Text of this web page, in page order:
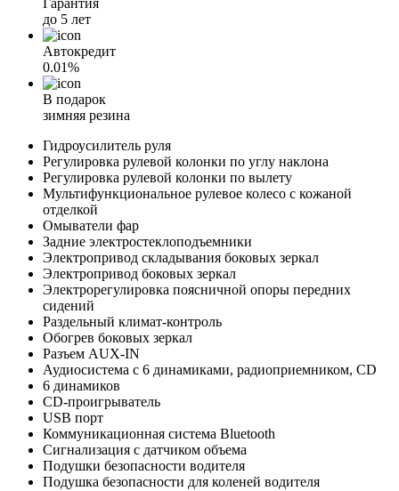
Гарантия
до 5 лет
Автокредит
0.01%
В подарок
зимняя резина
Гидроусилитель руля
Регулировка рулевой колонки по углу наклона
Регулировка рулевой колонки по вылету
Мультифункциональное рулевое колесо с кожаной
отделкой
Омыватели фар
Задние электростеклоподъемники
Электропривод складывания боковых зеркал
Электропривод боковых зеркал
Электрорегулировка поясничной опоры передних
сидений
Раздельный климат-контроль
Обогрев боковых зеркал
Разъем AUX-IN
Аудиосистема с 6 динамиками, радиоприемником, СD
6 динамиков
CD-проигрыватель
USB порт
Коммуникационная система Bluetooth
Сигнализация с датчиком объема
Подушки безопасности водителя
Подушка безопасности для коленей водителя